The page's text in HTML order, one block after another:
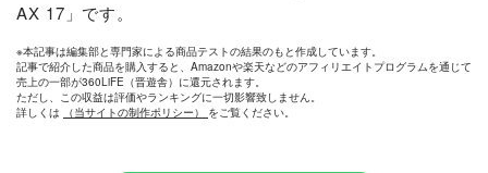
AX 17」です。
※本記事は編集部と専門家による商品テストの結果のもと作成しています。
記事で紹介した商品を購入すると、Amazonや楽天などのアフィリエイトプログラムを通じて
売上の一部が360LiFE（晋遊舎）に還元されます。
ただし、この収益は評価やランキングに一切影響致しません。
詳しくは
（当サイトの制作ポリシー） をご覧ください。